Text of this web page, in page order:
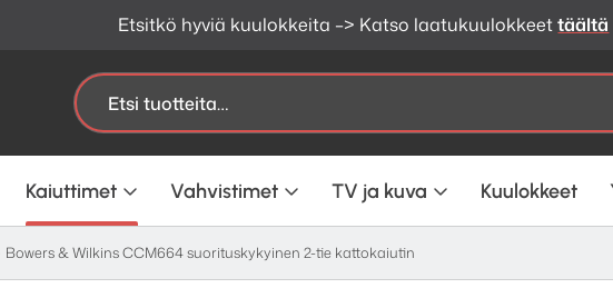
Etsitkö hyviä kuulokkeita –> Katso laatukuulokkeettäältä
Etsi:
Kaiuttimet Vahvistimet TV ja kuva Kuulokkeet
Bowers & Wilkins CCM664 suorituskykyinen 2-tie kattokaiutin